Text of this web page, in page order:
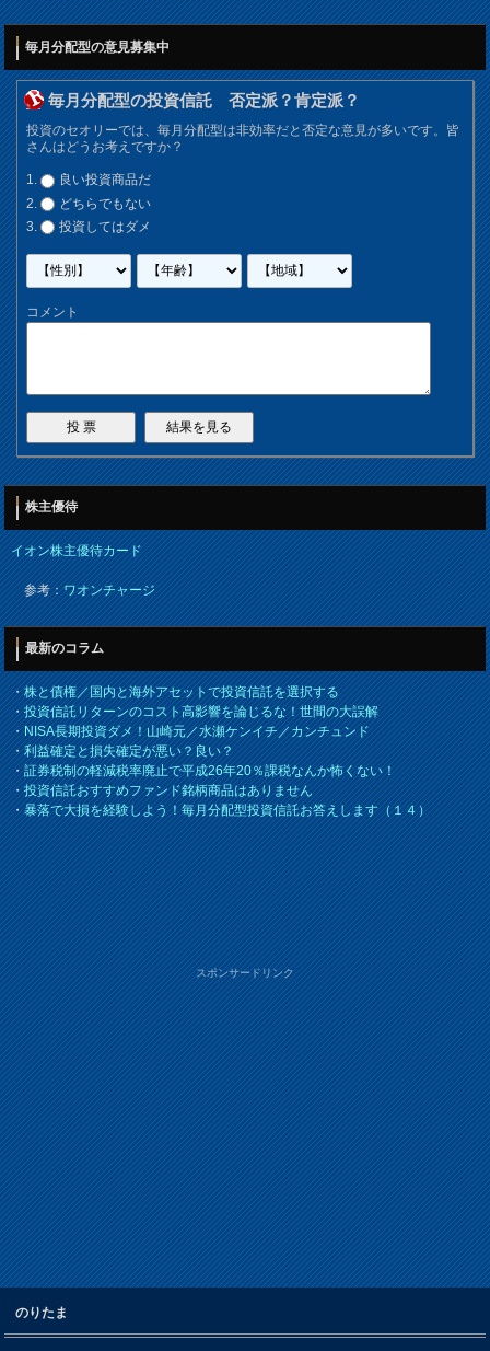
毎月分配型の意見募集中
毎月分配型の投資信託 否定派？肯定派？
投資のセオリーでは、毎月分配型は非効率だと否定な意見が多いです。皆
さんはどうお考えですか？
良い投資商品だ
どちらでもない
投資してはダメ
コメント
株主優待
イオン株主優待カード
参考：ワオンチャージ
最新のコラム
・株と債権／国内と海外アセットで投資信託を選択する
・投資信託リターンのコスト高影響を論じるな！世間の大誤解
・NISA長期投資ダメ！山崎元／水瀬ケンイチ／カンチュンド
・利益確定と損失確定が悪い？良い？
・証券税制の軽減税率廃止で平成26年20％課税なんか怖くない！
・投資信託おすすめファンド銘柄商品はありません
・暴落で大損を経験しよう！毎月分配型投資信託お答えします（１４）
スポンサードリンク
のりたま